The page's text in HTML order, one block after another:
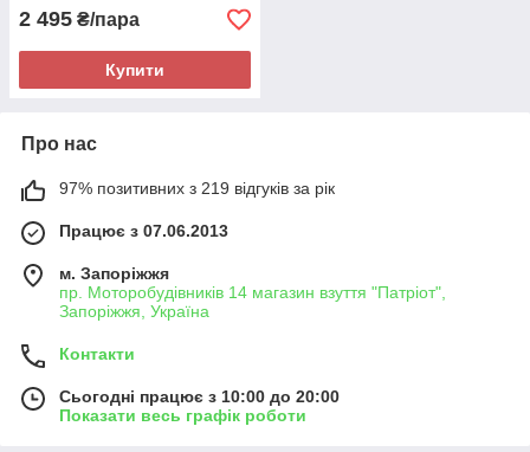
2 495 ₴/пара
Купити
Про нас
97% позитивних з 219 відгуків за рік
Працює з 07.06.2013
м. Запоріжжя
пр. Моторобудівників 14 магазин взуття "Патріот",
Запоріжжя, Україна
Контакти
Сьогодні працює з 10:00 до 20:00
Показати весь графік роботи